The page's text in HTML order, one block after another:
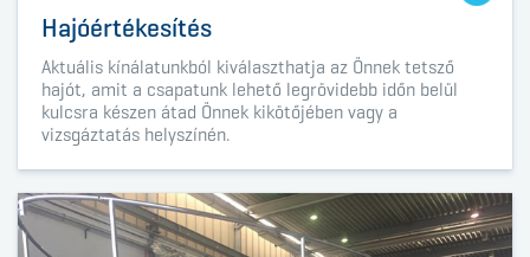
Hajóértékesítés
Aktuális kínálatunkból kiválaszthatja az Önnek tetsző
hajót, amit a csapatunk lehető legrövidebb időn belül
kulcsra készen átad Önnek kikötőjében vagy a
vizsgáztatás helyszínén.